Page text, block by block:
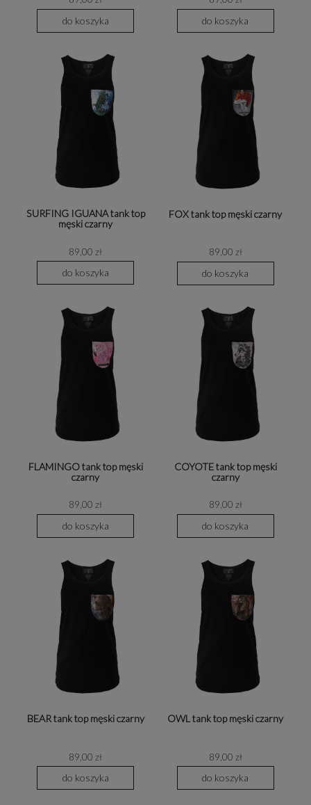
do koszyka do koszyka
SURFING IGUANA tank top
męski czarny
89,00 zł
do koszyka
FOX tank top męski czarny
89,00 zł
do koszyka
FLAMINGO tank top męski
czarny
89,00 zł
do koszyka
COYOTE tank top męski
czarny
89,00 zł
do koszyka
BEAR tank top męski czarny
89,00 zł
do koszyka
OWL tank top męski czarny
89,00 zł
do koszyka